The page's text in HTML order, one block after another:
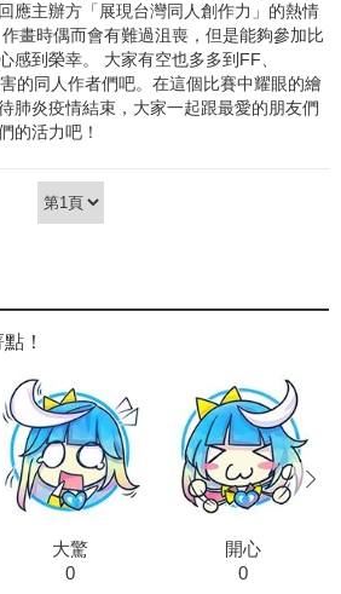
應主辦方「展現台灣同人創作力」的熱情
畫時偶而會有難過沮喪，但是能夠參加比
感到榮幸。 大家有空也多多到FF、
的同人作者們吧。在這個比賽中耀眼的繪
肺炎疫情結束，大家一起跟最愛的朋友們
的活力吧！
！
大驚
0
開心
0
next